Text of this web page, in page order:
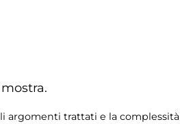
argomenti trattati e la complessità